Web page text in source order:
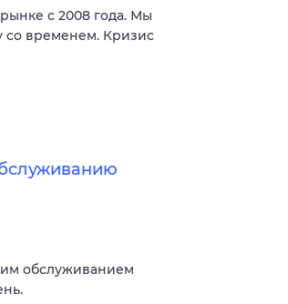
с 2008 года. Мы
со временем. Кризис
обслуживанием